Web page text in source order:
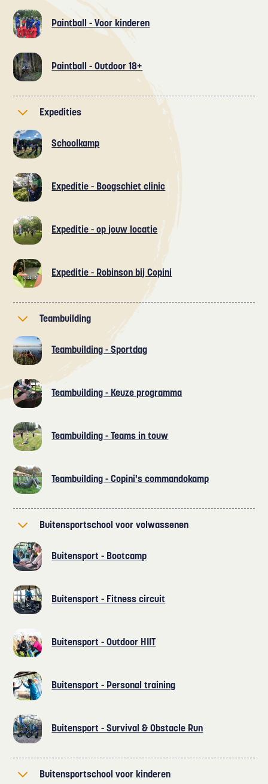
Paintball - Voor kinderen
Paintball - Outdoor 18+
Expedities
Schoolkamp
Expeditie - Boogschiet clinic
Expeditie - op jouw locatie
Expeditie - Robinson bij Copini
Teambuilding
Teambuilding - Sportdag
Teambuilding - Keuze programma
Teambuilding - Teams in touw
Teambuilding - Copini's commandokamp
Buitensportschool voor volwassenen
Buitensport - Bootcamp
Buitensport - Fitness circuit
Buitensport - Outdoor HIIT
Buitensport - Personal training
Buitensport - Survival & Obstacle Run
Buitensportschool voor kinderen